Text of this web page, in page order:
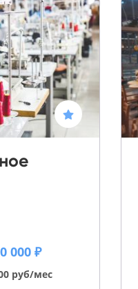
000 ₽
руб/мес